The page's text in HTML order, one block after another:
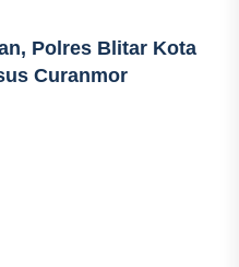
Polres Blitar Kota
Curanmor